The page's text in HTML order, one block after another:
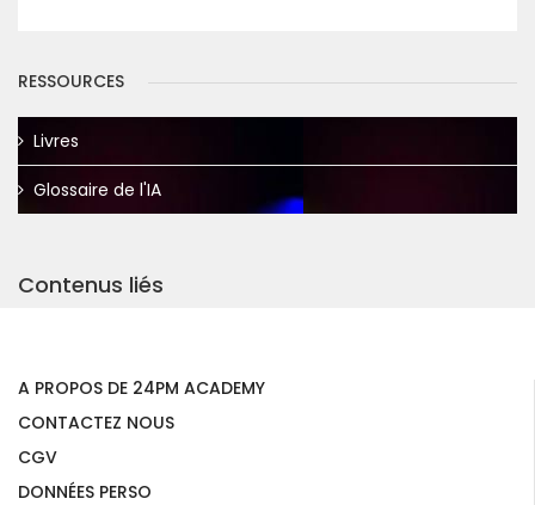
RESSOURCES
Livres
Glossaire de l'IA
Contenus liés
A PROPOS DE 24PM ACADEMY
CONTACTEZ NOUS
CGV
DONNÉES PERSO